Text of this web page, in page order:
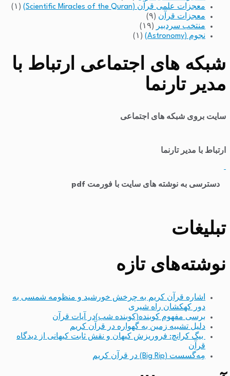
معجزات علمی قرآن (Scientific Miracles of the Quran)
(۱)
معجزات قرآن (۹)
منتخب سردبیر
(۱۹)
نجوم (Astronomy)
(۱)
شبکه های اجتماعی ارتباط با
مدیر تارنما
سایت بروی شبکه های اجتماعی
ارتباط با مدیر تارنما
دسترسی به نوشته های سایت با فورمت pdf
تبلیغات
نوشته‌های تازه
اشاره قرآن کریم به چرخش خورشید و منظومه شمسی به
دور کهکشان راه شیری
برسی مفهوم کوبنده(کوبنده شب)در آیات قرآن
دلیل تشبیه زمین به گهواره در قرآن کریم
بیگ کرانچ: فروریزش کیهان و نقش ثابت کیهانی از دیدگاه
قرآن
مِه‌گسست (Big Rip) در قرآن کریم